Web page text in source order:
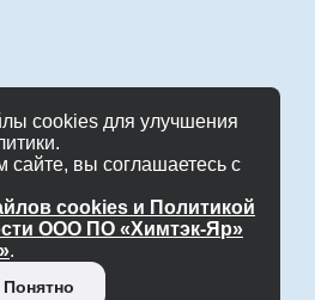
cookies для улучшения
вы соглашаетесь с
cookies и Политикой
ООО ПО «Химтэк-Яр»
.
Понятно